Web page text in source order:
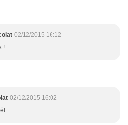
02/12/2015 16:12
!
02/12/2015 16:02